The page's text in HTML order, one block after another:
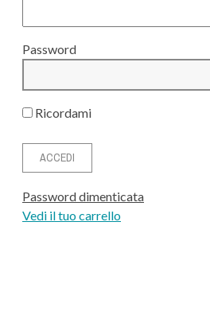
Password
Ricordami
Password dimenticata
Vedi il tuo carrello